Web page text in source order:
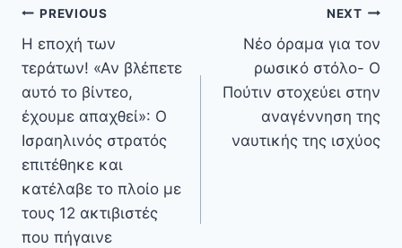
Πλοήγηση
άρθρων
PREVIOUS
Η εποχή των
τεράτων! «Αν βλέπετε
αυτό το βίντεο,
έχουμε απαχθεί»: Ο
Ισραηλινός στρατός
επιτέθηκε και
κατέλαβε το πλοίο με
τους 12 ακτιβιστές
που πήγαινε
NEXT
Νέο όραμα για τον
ρωσικό στόλο- Ο
Πούτιν στοχεύει στην
αναγέννηση της
ναυτικής της ισχύος